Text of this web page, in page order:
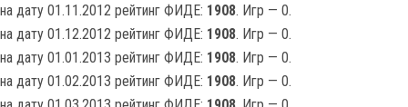
на дату 01.11.2012 рейтинг ФИДЕ: 1908. Игр — 0.
на дату 01.12.2012 рейтинг ФИДЕ: 1908. Игр — 0.
на дату 01.01.2013 рейтинг ФИДЕ: 1908. Игр — 0.
на дату 01.02.2013 рейтинг ФИДЕ: 1908. Игр — 0.